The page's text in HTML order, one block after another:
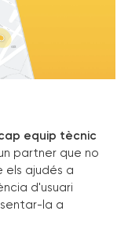
equip tècnic
partner que no
els ajudés a
d'usuari
la a